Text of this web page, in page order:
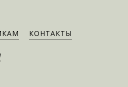
КОНТАКТЫ